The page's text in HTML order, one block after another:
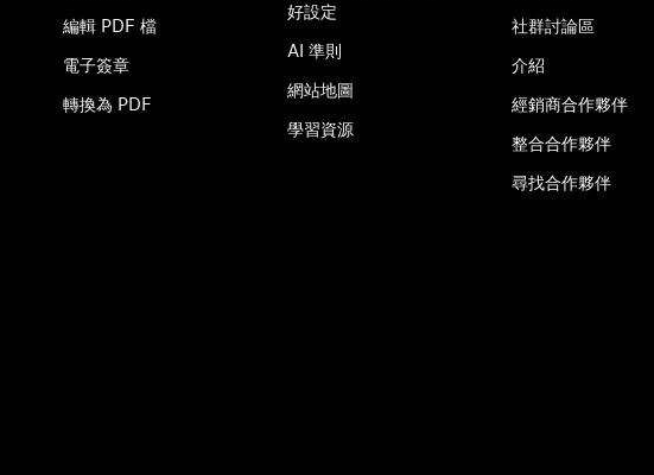
編輯 PDF 檔
電子簽章
轉換為 PDF
好設定
AI 準則
網站地圖
學習資源
社群討論區
介紹
經銷商合作夥伴
整合合作夥伴
尋找合作夥伴